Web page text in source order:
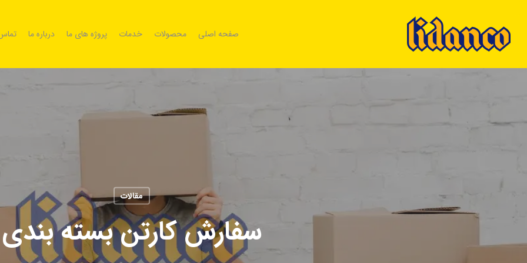
main
content
صفحه اصلی محصولات خدمات پروژه های ما درباره ما
مقالات
سفارش کارتن بسته بندی